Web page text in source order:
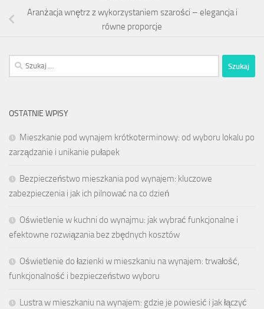
Aranżacja wnętrz z wykorzystaniem szarości – elegancja i
równe proporcje
Szukaj:
OSTATNIE WPISY
Mieszkanie pod wynajem krótkoterminowy: od wyboru lokalu po
zarządzanie i unikanie pułapek
Bezpieczeństwo mieszkania pod wynajem: kluczowe
zabezpieczenia i jak ich pilnować na co dzień
Oświetlenie w kuchni do wynajmu: jak wybrać funkcjonalne i
efektowne rozwiązania bez zbędnych kosztów
Oświetlenie do łazienki w mieszkaniu na wynajem: trwałość,
funkcjonalność i bezpieczeństwo wyboru
Lustra w mieszkaniu na wynajem: gdzie je powiesić i jak łączyć